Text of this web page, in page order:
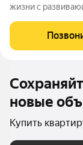
жизни с
район состоит
его территории
новые
Купить